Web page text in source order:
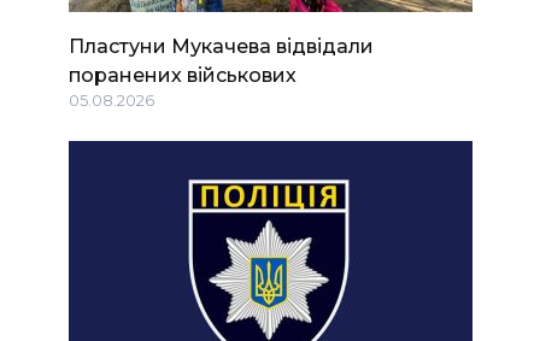
Пластуни Мукачева відвідали
поранених військових
05.08.2026